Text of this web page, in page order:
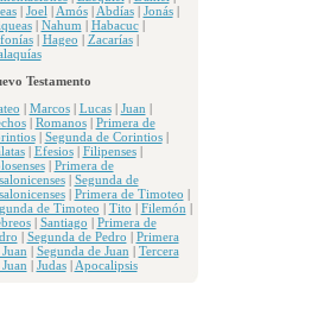
| Joel | Amós| Abdías| Jonás|
| Nahum | Habacuc|
| Hageo | Zacarías|
Testamento
| Marcos| Lucas| Juan |
| Romanos| Primera de
| Segunda de Corintios|
| Efesios| Filipenses|
| Primera de
| Segunda de
| Primera de Timoteo |
de Timoteo | Tito | Filemón |
| Santiago | Primera de
| Segunda de Pedro | Primera
| Segunda de Juan | Tercera
| Judas| Apocalipsis